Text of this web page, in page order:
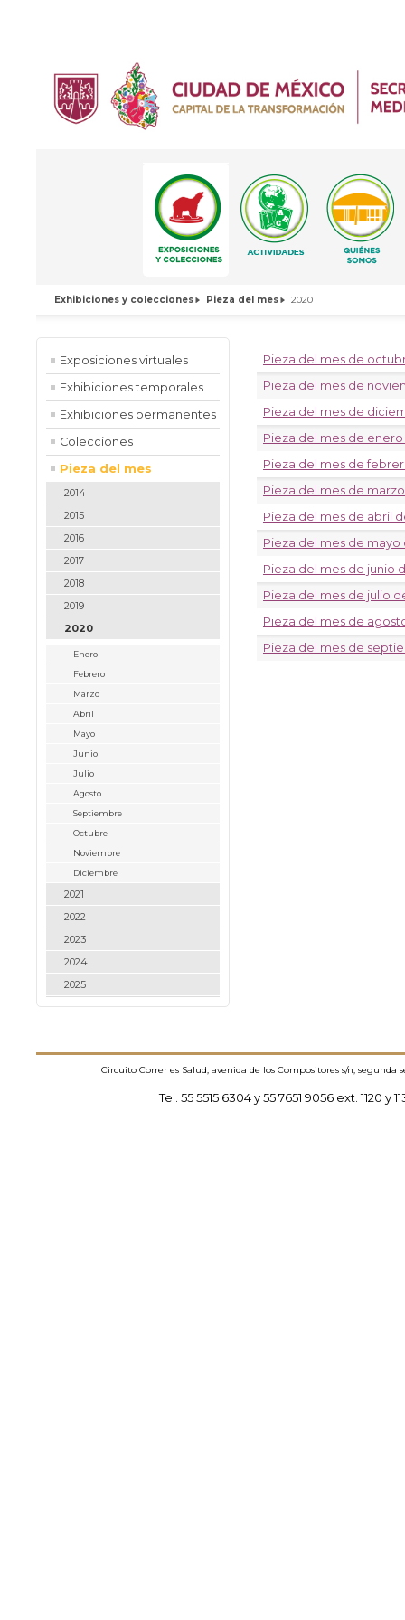
Exhibiciones y colecciones Pieza del mes 2020
Exposiciones virtuales
Exhibiciones temporales
Exhibiciones permanentes
Colecciones
Pieza del mes
2014
2015
2016
2017
2018
2019
2020
Enero
Febrero
Marzo
Abril
Mayo
Junio
Julio
Agosto
Septiembre
Octubre
Noviembre
Diciembre
2021
2022
2023
2024
2025
Pieza del mes de
Pieza del mes de
Pieza del mes de
Pieza del mes de
Pieza del mes de
Pieza del mes de
Pieza del mes de abril
Pieza del mes de mayo
Pieza del mes de junio
Pieza del mes de julio
Pieza del mes de
Pieza del mes de
Circuito Correr es Salud, avenida de los Compositores s/n,
Tel. 55 5515 6304 y 55 7651 9056 ext. 1120